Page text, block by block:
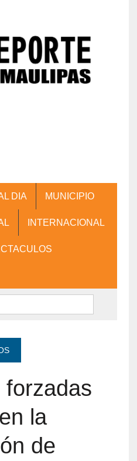
DIA MUNICIPIO
INTERNACIONAL
forzadas
la
de